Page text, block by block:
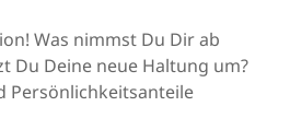
Was nimmst Du Dir ab
Du Deine neue Haltung um?
Persönlichkeitsanteile